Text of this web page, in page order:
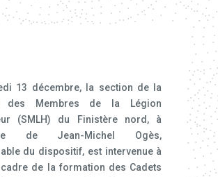
13 décembre, la section de la
des Membres de la Légion
(SMLH) du Finistère nord, à
de Jean-Michel Ogès,
du dispositif, est intervenue à
de la formation des Cadets